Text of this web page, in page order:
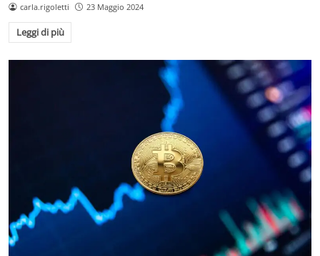
carla.rigoletti 23 Maggio 2024
Leggi di più